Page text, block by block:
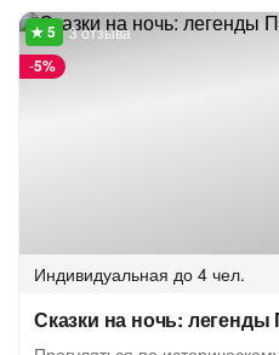
-5%
3 отзыва
Индивидуальная до 4 чел.
Сказки на ночь: